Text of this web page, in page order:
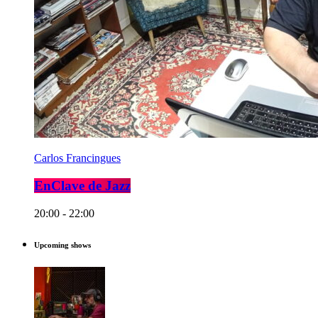
Carlos Francingues
EnClave de Jazz
20:00 - 22:00
Upcoming shows